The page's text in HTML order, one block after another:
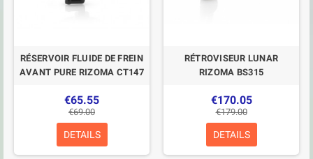
RÉSERVOIR FLUIDE DE FREIN
AVANT PURE RIZOMA CT147
€65.55
€69.00
DETAILS
RÉTROVISEUR LUNAR
RIZOMA BS315
€170.05
€179.00
DETAILS